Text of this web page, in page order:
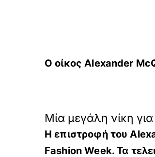
Ο οίκος Alexander
Μία μεγάλη νίκη
Η επιστροφή του
Fashion Week. Τα